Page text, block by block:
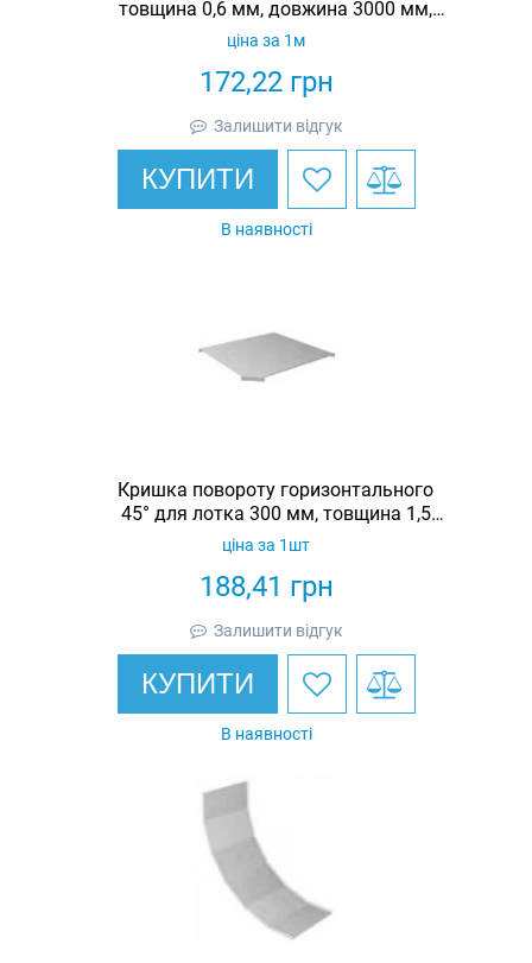
товщина 0,6 мм, довжина 3000 мм,
гарячеоцинкований, Eurotray
172,22грн
ціна за 1м
Залишити відгук
КУПИТИ
В наявності
Кришка повороту горизонтального
45° для лотка 300 мм, товщина 1,5
мм, гарячеоцинкована, Eurotray
188,41 грн
ціна за 1шт
Залишити відгук
КУПИТИ
В наявності